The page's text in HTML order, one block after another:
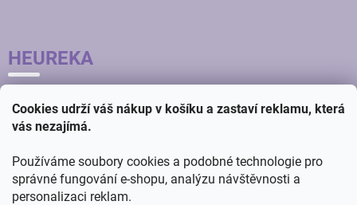
Cookies udrží váš nákup v košíku a zastaví reklamu, která
vás nezajímá.
Používáme soubory cookies a podobné technologie pro
správné fungování e-shopu, analýzu návštěvnosti a
personalizaci reklam.
HEUREKA